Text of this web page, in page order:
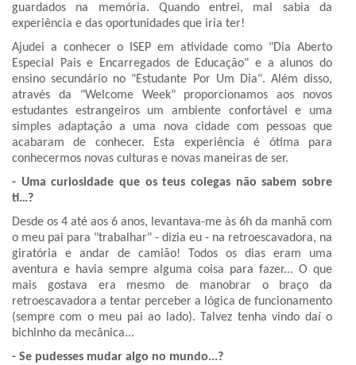
guardados na memória. Quando entrei, mal sabia da
experiência e das oportunidades que iria ter!
Ajudei a conhecer o ISEP em atividade como "Dia Aberto
Especial Pais e Encarregados de Educação" e a alunos do
ensino secundário no "Estudante Por Um Dia". Além disso,
através da "Welcome Week" proporcionamos aos novos
estudantes estrangeiros um ambiente confortável e uma
simples adaptação a uma nova cidade com pessoas que
acabaram de conhecer. Esta experiência é ótima para
conhecermos novas culturas e novas maneiras de ser.
- Uma curiosidade que os teus colegas não sabem sobre
ti…?
Desde os 4 até aos 6 anos, levantava-me às 6h da manhã com
o meu pai para "trabalhar" - dizia eu - na retroescavadora, na
giratória e andar de camião! Todos os dias eram uma
aventura e havia sempre alguma coisa para fazer... O que
mais gostava era mesmo de manobrar o braço da
retroescavadora a tentar perceber a lógica de funcionamento
(sempre com o meu pai ao lado). Talvez tenha vindo daí o
bichinho da mecânica...
- Se pudesses mudar algo no mundo...?